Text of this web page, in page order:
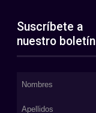
Suscríbete a
nuestro boletín